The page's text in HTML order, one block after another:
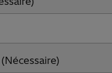
(Nécessaire)